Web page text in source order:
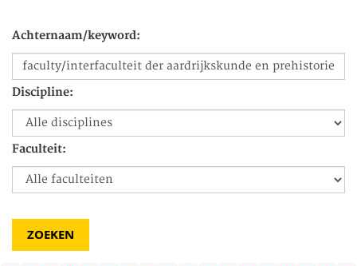
Achternaam/keyword:
Discipline:
Faculteit: